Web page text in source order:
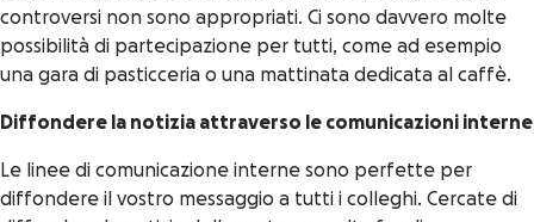
controversi non sono appropriati. Ci sono davvero molte
possibilità di partecipazione per tutti, come ad esempio
una gara di pasticceria o una mattinata dedicata al caffè.
Diffondere la notizia attraverso le comunicazioni interne
Le linee di comunicazione interne sono perfette per
diffondere il vostro messaggio a tutti i colleghi. Cercate di